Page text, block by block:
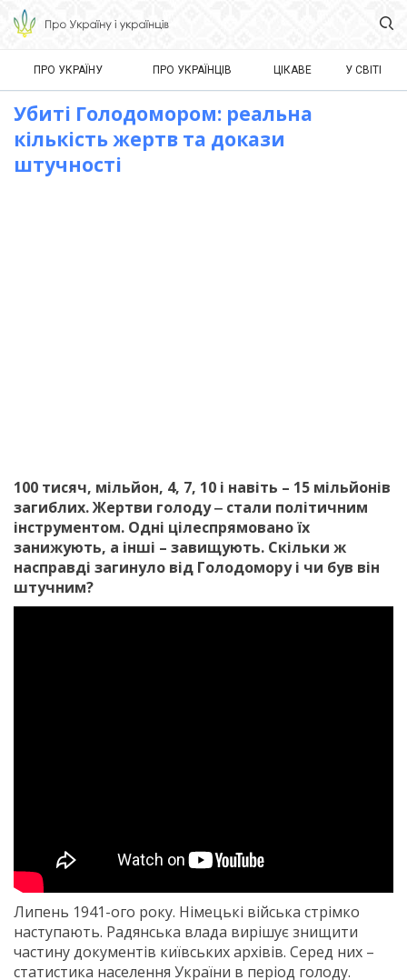
ПРО УКРАЇНУ ПРО УКРАЇНЦІВ ЦІКАВЕ У СВІТІ
Убиті Голодомором: реальна
кількість жертв та докази
штучності
100 тисяч, мільйон, 4, 7, 10 і навіть – 15 мільйонів
загиблих. Жертви голоду ‒ стали політичним
інструментом. Одні цілеспрямовано їх
занижують, а інші – завищують. Скільки ж
насправді загинуло від Голодомору і чи був він
штучним?
Липень 1941-ого року. Німецькі війська стрімко
наступають. Радянська влада вирішує знищити
частину документів київських архівів. Серед них –
статистика населення України в період голоду.